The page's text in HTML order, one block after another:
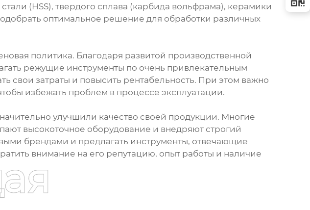
(HSS), твердого сплава (карбида вольфрама), керамики
оптимальное решение для обработки различных
политика. Благодаря развитой производственной
режущие инструменты по очень привлекательным
свои затраты и повысить рентабельность. При этом важно
избежать проблем в процессе эксплуатации.
улучшили качество своей продукции. Многие
высокоточное оборудование и внедряют строгий
брендами и предлагать инструменты, отвечающие
внимание на его репутацию, опыт работы и наличие